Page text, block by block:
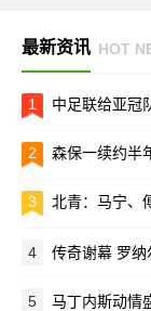
最新资讯 HOT
1 中足联给亚冠
2 森保一续约半
3 北青：马宁、
4 传奇谢幕 罗
5 马丁内斯动情